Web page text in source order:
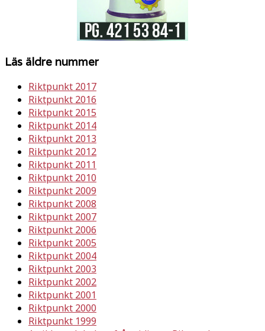
Läs äldre nummer
Riktpunkt 2017
Riktpunkt 2016
Riktpunkt 2015
Riktpunkt 2014
Riktpunkt 2013
Riktpunkt 2012
Riktpunkt 2011
Riktpunkt 2010
Riktpunkt 2009
Riktpunkt 2008
Riktpunkt 2007
Riktpunkt 2006
Riktpunkt 2005
Riktpunkt 2004
Riktpunkt 2003
Riktpunkt 2002
Riktpunkt 2001
Riktpunkt 2000
Riktpunkt 1999